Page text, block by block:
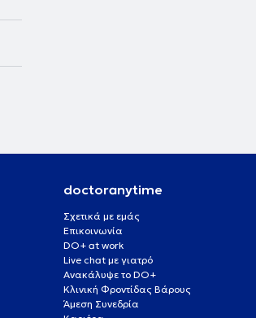
doctoranytime
Σχετικά με εμάς
Επικοινωνία
DO+ at work
Live chat με γιατρό
Ανακάλυψε το DO+
Κλινική Φροντίδας Βάρους
Άμεση Συνεδρία